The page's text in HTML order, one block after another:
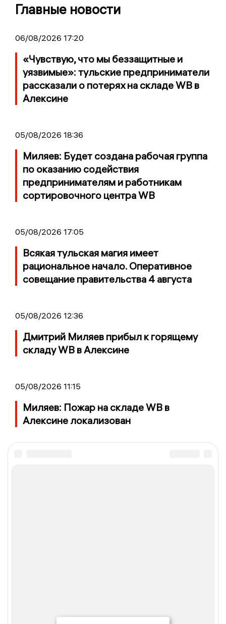
Главные новости
06/08/2026 17:20
«Чувствую, что мы беззащитные и
уязвимые»: тульские предприниматели
рассказали о потерях на складе WB в
Алексине
05/08/2026 18:36
Миляев: Будет создана рабочая группа
по оказанию содействия
предпринимателям и работникам
сортировочного центра WB
05/08/2026 17:05
Всякая тульская магия имеет
рациональное начало. Оперативное
совещание правительства 4 августа
05/08/2026 12:36
Дмитрий Миляев прибыл к горящему
складу WB в Алексине
05/08/2026 11:15
Миляев: Пожар на складе WB в
Алексине локализован